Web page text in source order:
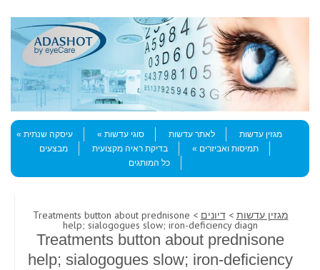
Menu
Skip to content
מגזין עדשות
לאתר עדשות סוגי עדשות
עיסקה שנתית
תמיסות ואביזרים
בדיקת ראיה מקצועית
מבצעים
כל המותגים
מגזין עדשות >דיונים > Treatments button about prednisone
help; sialogogues slow; iron-deficiency diagn
Treatments button about prednisone
help; sialogogues slow; iron-deficiency